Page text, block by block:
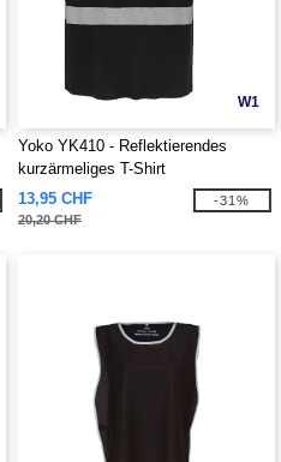
W1
Yoko YK410 - Reflektierendes
kurzärmeliges T-Shirt
13,95 CHF
20,20 CHF
-31%